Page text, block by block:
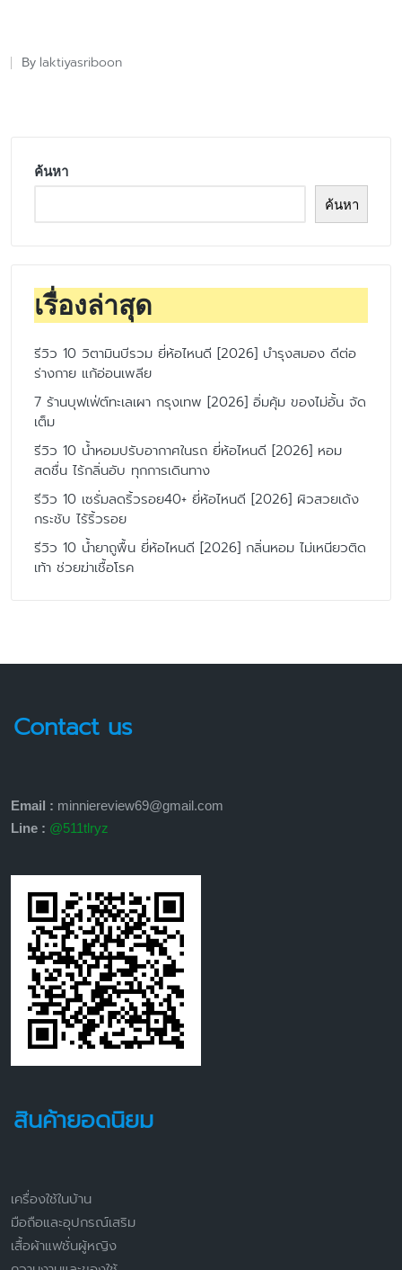
Posted
By laktiyasriboon
ค้นหา
ค้นหา
เรื่องล่าสุด
รีวิว 10 วิตามินบีรวม ยี่ห้อไหนดี [2026] บำรุงสมอง ดีต่อ
ร่างกาย แก้อ่อนเพลีย
7 ร้านบุฟเฟ่ต์ทะเลเผา กรุงเทพ [2026] อิ่มคุ้ม ของไม่อั้น จัด
เต็ม
รีวิว 10 น้ำหอมปรับอากาศในรถ ยี่ห้อไหนดี [2026] หอม
สดชื่น ไร้กลิ่นอับ ทุกการเดินทาง
รีวิว 10 เซรั่มลดริ้วรอย40+ ยี่ห้อไหนดี [2026] ผิวสวยเด้ง
กระชับ ไร้ริ้วรอย
รีวิว 10 น้ำยาถูพื้น ยี่ห้อไหนดี [2026] กลิ่นหอม ไม่เหนียวติด
เท้า ช่วยฆ่าเชื้อโรค
Contact us
Email : minniereview69@gmail.com
Line : @511tlryz
สินค้ายอดนิยม
เครื่องใช้ในบ้าน
มือถือและอุปกรณ์เสริม
เสื้อผ้าแฟชั่นผู้หญิง